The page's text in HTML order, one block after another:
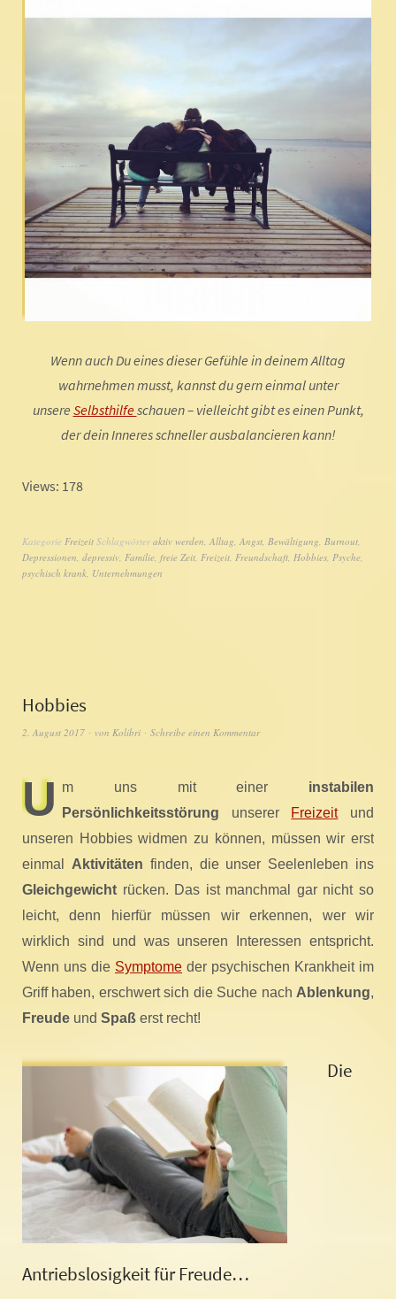
Wenn auch Du eines dieser Gefühle in deinem Alltag
wahrnehmen musst, kannst du gern einmal unter
unsere Selbsthilfeschauen – vielleicht gibt es einen Punkt,
der dein Inneres schneller ausbalancieren kann!
Views: 178
Kategorie Freizeit Schlagwörteraktiv werden, Alltag, Angst, Bewältigung, Burnout,
Depressionen, depressiv, Familie, freie Zeit, Freizeit, Freundschaft, Hobbies, Psyche,
psychisch krank, Unternehmungen
Hobbies
2. August 2017 von Kolibri Schreibe einen Kommentar
U m uns mit einer instabilen
Persönlichkeitsstörung unserer Freizeitund
unseren Hobbies widmen zu können, müssen wir erst
einmal Aktivitäten finden, die unser Seelenleben ins
Gleichgewicht rücken. Das ist manchmal gar nicht so
leicht, denn hierfür müssen wir erkennen, wer wir
wirklich sind und was unseren Interessen entspricht.
Wenn uns die Symptome der psychischen Krankheit im
Griff haben, erschwert sich die Suche nach Ablenkung,
Freude und Spaß erst recht!
Die
Antriebslosigkeit für Freude…